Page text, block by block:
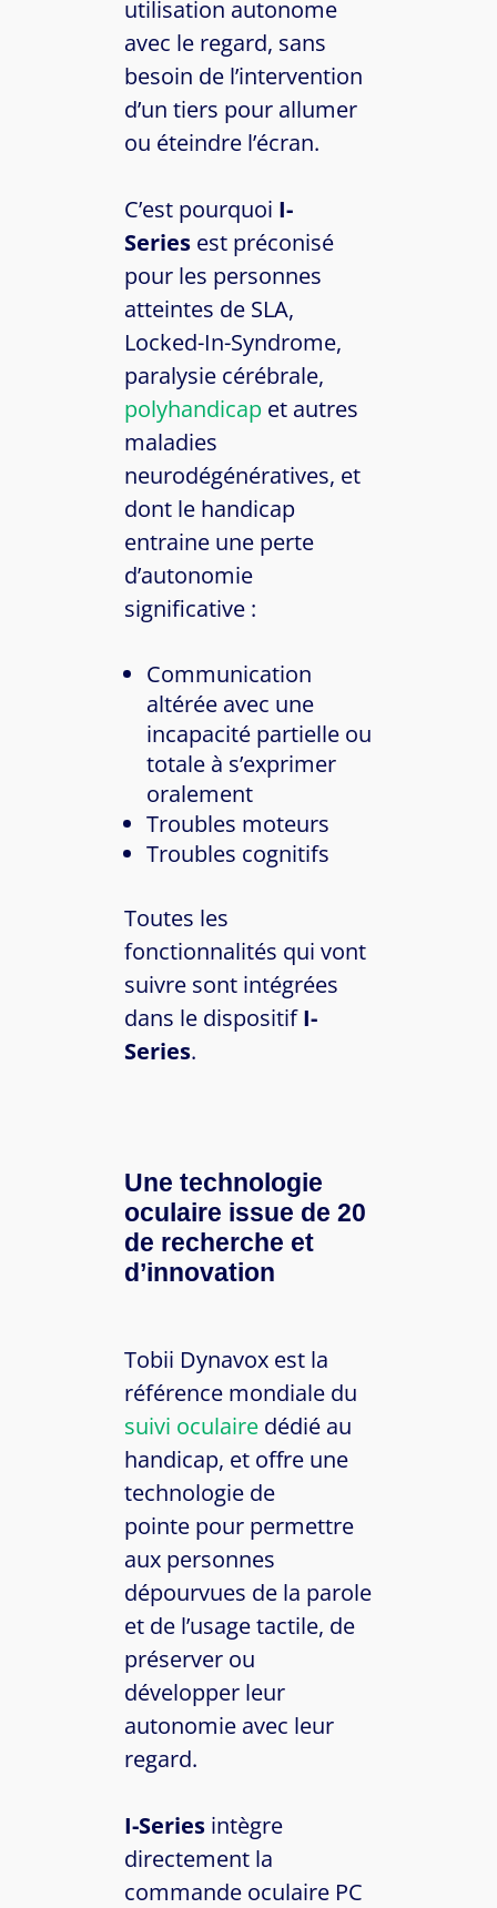
utilisation autonome
avec le regard, sans
besoin de l’intervention
d’un tiers pour allumer
ou éteindre l’écran.
C’est pourquoi I-
Series est préconisé
pour les personnes
atteintes de SLA,
Locked-In-Syndrome,
paralysie cérébrale,
polyhandicap et autres
maladies
neurodégénératives, et
dont le handicap
entraine une perte
d’autonomie
significative :
Communication
altérée avec une
incapacité partielle ou
totale à s’exprimer
oralement
Troubles moteurs
Troubles cognitifs
Toutes les
fonctionnalités qui vont
suivre sont intégrées
dans le dispositifI-
Series.
Une technologie
oculaire issue de 20
de recherche et
d’innovation
Tobii Dynavox est la
référence mondiale du
suivi oculaire dédié au
handicap, et offre une
technologie de
pointe pour permettre
aux personnes
dépourvues de la parole
et de l’usage tactile, de
préserver ou
développer leur
autonomie avec leur
regard.
I-Series intègre
directement la
commande oculaire PC